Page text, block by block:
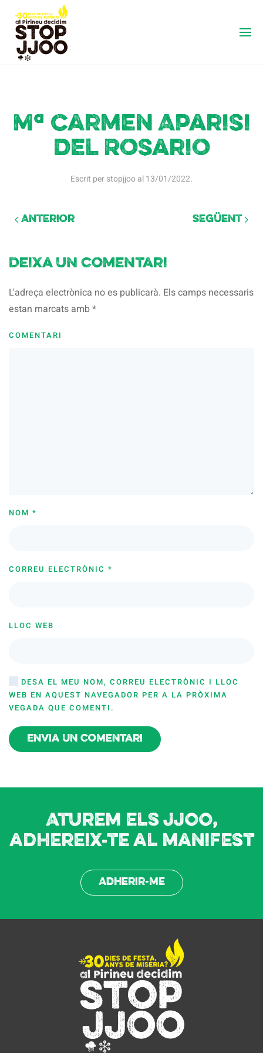
Mª Carmen Aparisi
del Rosario
Escrit perstopjjooal13/01/2022.
Anterior Següent
Deixa un comentari
L'adreça electrònica no es publicarà. Els camps necessaris
estan marcats amb*
COMENTARI
NOM *
CORREU ELECTRÒNIC *
LLOC WEB
DESA EL MEU NOM, CORREU ELECTRÒNIC I LLOC
WEB EN AQUEST NAVEGADOR PER A LA PRÒXIMA
VEGADA QUE COMENTI.
Envia un comentari
Aturem els JJOO,
adhereix-te al manifest
Adherir-me